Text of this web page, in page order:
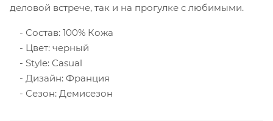
деловой встрече, так и на прогулке с любимыми.
Состав: 100% Кожа
Цвет: черный
Style: Casual
Дизайн: Франция
Сезон: Демисезон